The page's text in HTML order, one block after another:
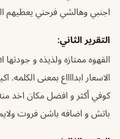
اجنبي وهالشي فرحني يعطيهم
التقرير الثاني:
الاسعار ابدااااع بمعنى
كوفي أكثر و افضل مكان اخد
باتش و اضافه باشن فروت